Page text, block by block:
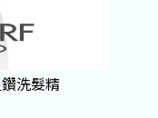
鑽洗髮精